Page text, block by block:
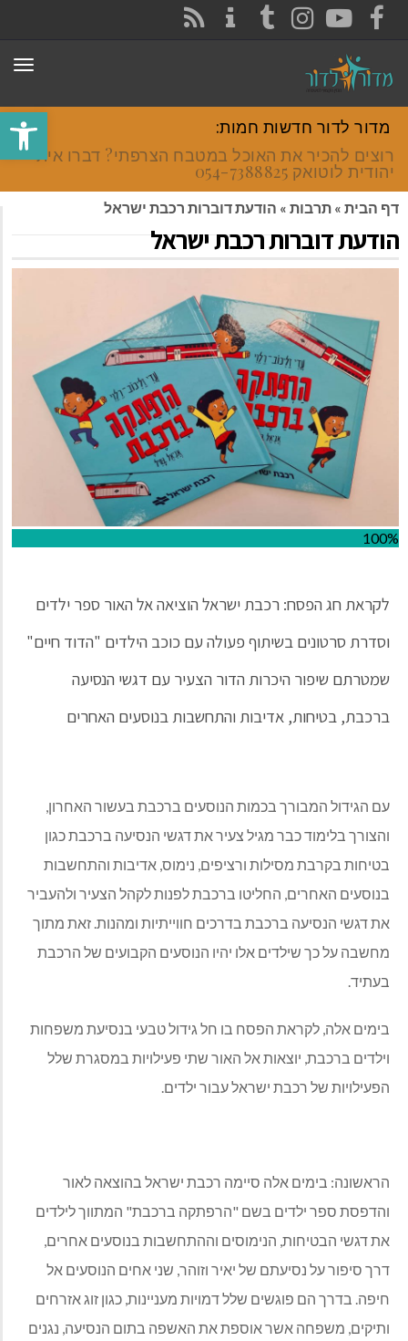
פתח
FACEBOOK
YOUTUBE
INSTAGRAM
TUMBLR
מדור לדור חדשות חמות:
רוצים להכיר את האוכל במטבח הצרפתי? דברו איתי
יהודית לוטואק 054-7388825.
דף הבית » תרבות » הודעת דוברות רכבת ישראל
הודעת דוברות רכבת ישראל
100%
לקראת חג הפסח: רכבת ישראל הוציאה אל האור ספר ילדים
וסדרת סרטונים בשיתוף פעולה עם כוכב הילדים "הדוד חיים"
שמטרתם שיפור היכרות הדור הצעיר עם דגשי הנסיעה
ברכבת, בטיחות, אדיבות והתחשבות בנוסעים האחרים
עם הגידול המבורך בכמות הנוסעים ברכבת בעשור האחרון,
והצורך בלימוד כבר מגיל צעיר את דגשי הנסיעה ברכבת כגון
בטיחות בקרבת מסילות ורציפים, נימוס, אדיבות והתחשבות
בנוסעים האחרים, החליטו ברכבת לפנות לקהל הצעיר ולהעביר
את דגשי הנסיעה ברכבת בדרכים חווייתיות ומהנות. זאת מתוך
מחשבה על כך שילדים אלו יהיו הנוסעים הקבועים של הרכבת
בעתיד.
בימים אלה, לקראת הפסח בו חל גידול טבעי בנסיעת משפחות
וילדים ברכבת, יוצאות אל האור שתי פעילויות במסגרת שלל
הפעילויות של רכבת ישראל עבור ילדים.
הראשונה: בימים אלה סיימה רכבת ישראל בהוצאה לאור
והדפסת ספר ילדים בשם "הרפתקה ברכבת" המתווך לילדים
את דגשי הבטיחות, הנימוסים וההתחשבות בנוסעים אחרים,
דרך סיפור על נסיעתם של יאיר וזוהר, שני אחים הנוסעים אל
חיפה. בדרך הם פוגשים שלל דמויות מעניינות, כגון זוג אזרחים
ותיקים, משפחה אשר אוספת את האשפה בתום הנסיעה, נגנים